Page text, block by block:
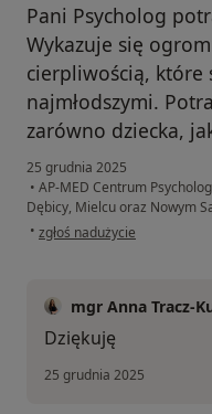
Pani Psycholog
Wykazuje się
cierpliwością, które
najmłodszymi.
zarówno dziecka,
25 grudnia 2025
• AP-MED Centrum
Dębicy, Mielcu oraz Nowym
• w opinii użytkownika MJ
zgłoś nadużycie
mgr Anna Tracz-
Dziękuję
25 grudnia 2025